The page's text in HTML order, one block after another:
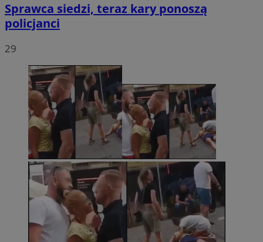
Sprawca siedzi, teraz kary ponoszą
policjanci
29